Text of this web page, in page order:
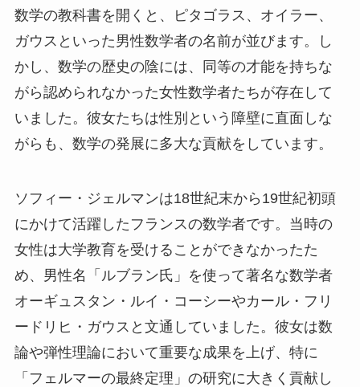
数学の教科書を開くと、ピタゴラス、オイラー、
ガウスといった男性数学者の名前が並びます。し
かし、数学の歴史の陰には、同等の才能を持ちな
がら認められなかった女性数学者たちが存在して
いました。彼女たちは性別という障壁に直面しな
がらも、数学の発展に多大な貢献をしています。
ソフィー・ジェルマンは18世紀末から19世紀初頭
にかけて活躍したフランスの数学者です。当時の
女性は大学教育を受けることができなかったた
め、男性名「ルブラン氏」を使って著名な数学者
オーギュスタン・ルイ・コーシーやカール・フリ
ードリヒ・ガウスと文通していました。彼女は数
論や弾性理論において重要な成果を上げ、特に
「フェルマーの最終定理」の研究に大きく貢献し